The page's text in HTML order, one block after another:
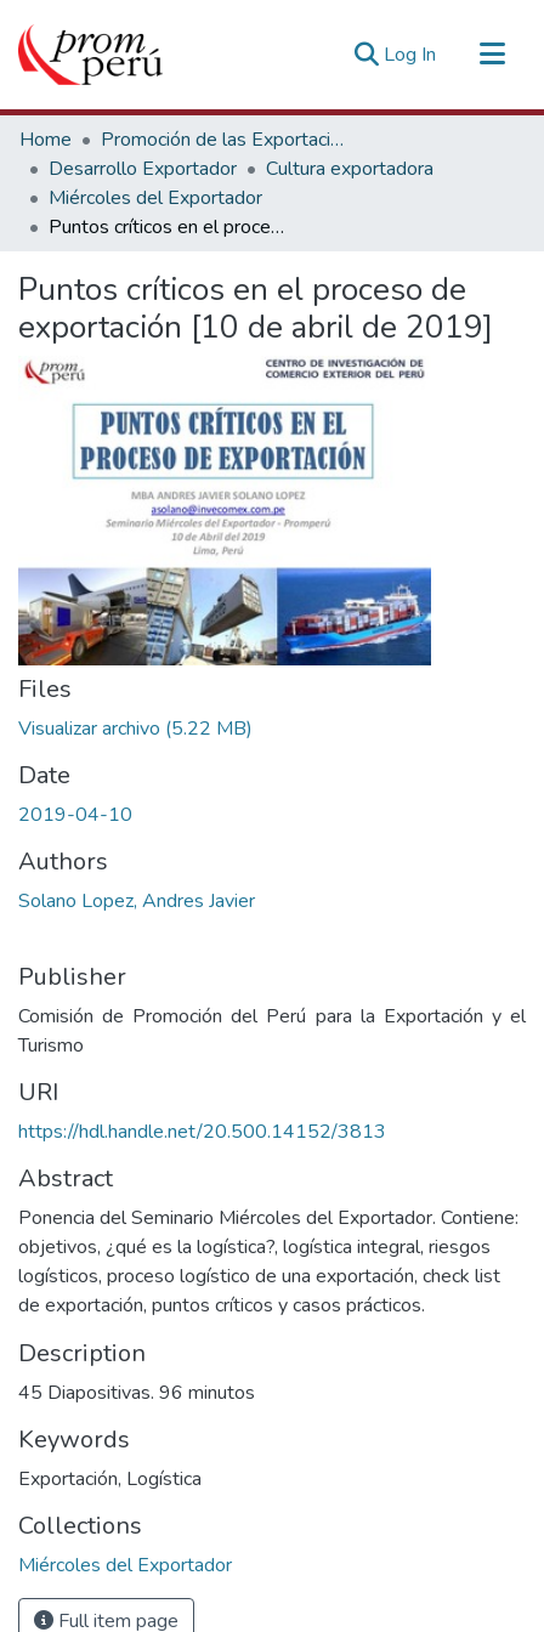
Log In (current)
Communities & Collections
All of DSpace
Statistics
Estadísticas Externas
Home
Promoción de las Exportaciones
Desarrollo Exportador
Cultura exportadora
Miércoles del Exportador
Puntos críticos en el proceso de exportación [10 de abril de 2019]
Puntos críticos en el proceso de
exportación [10 de abril de 2019]
Files
Visualizar archivo (5.22 MB)
Date
2019-04-10
Authors
Solano Lopez, Andres Javier
Publisher
Comisión de Promoción del Perú para la Exportación y el
Turismo
URI
https://hdl.handle.net/20.500.14152/3813
Abstract
Ponencia del Seminario Miércoles del Exportador. Contiene:
objetivos, ¿qué es la logística?, logística integral, riesgos
logísticos, proceso logístico de una exportación, check list
de exportación, puntos críticos y casos prácticos.
Description
45 Diapositivas. 96 minutos
Keywords
Exportación, Logística
Collections
Miércoles del Exportador
Full item page